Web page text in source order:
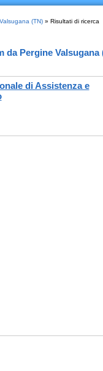
(TN)» Risultati di ricerca
da Pergine Valsugana
di Assistenza e